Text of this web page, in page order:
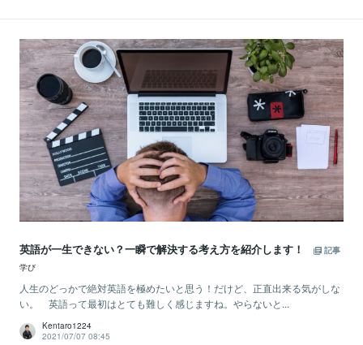
英語が一生できない？一瞬で解決する考え方を紹介します！
記事
学び
人生のどっかで絶対英語を極めたいと思う！だけど、正直出来る気がしな
い。 英語って最初はとても難しく感じますね。やらないと...
Kentaro1224
2021/07/07 08:45